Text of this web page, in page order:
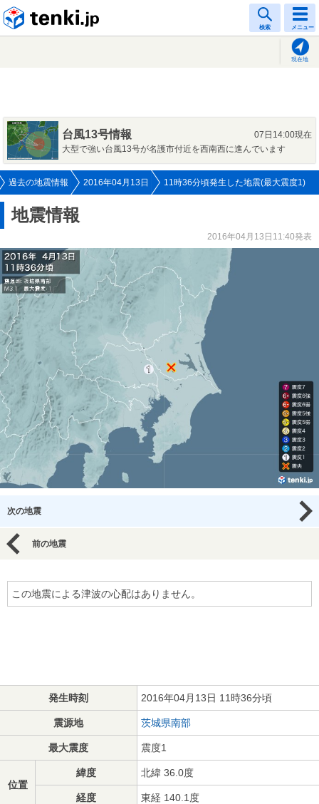
検索 メニュー
現在地
台風13号情報
07日14:00現在
大型で強い台風13号が名護市付近を西南西に進んでいます
過去の地震情報 2016年04月13日 11時36分頃発生した地震(最大震度1)
地震情報
2016年04月13日11:40発表
次の地震
前の地震
この地震による津波の心配はありません。
発生時刻 2016年04月13日 11時36分頃
震源地 茨城県南部
最大震度 震度1
位置
緯度 北緯 36.0度
経度 東経 140.1度